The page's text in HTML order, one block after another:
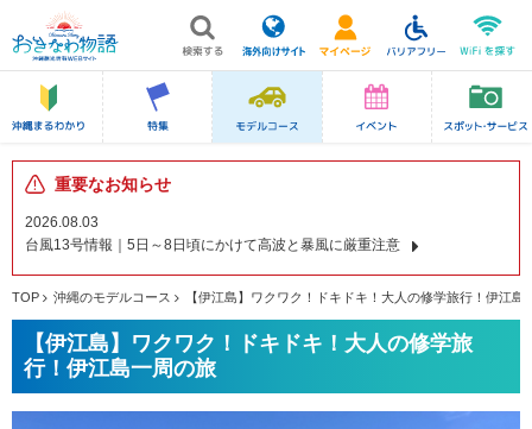
重要なお知らせ
2026.08.03
台風13号情報｜5日～8日頃にかけて高波と暴風に厳重注意
TOP 沖縄のモデルコース 【伊江島】ワクワク！ドキドキ！大人の修学旅行！伊江島
【伊江島】ワクワク！ドキドキ！大人の修学旅
行！伊江島一周の旅